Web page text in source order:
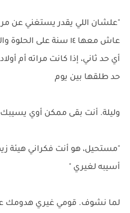
"علشان اللي يقدر يستغني عن
عاش معها ١٤ سنة على
أي حد ثاني، إذا كانت مراته أم
حد طلقها بين يوم
وليلة. أنت بقى ممكن أوي
"مستحيل، هو أنت فكراني هيئة
أسيبه لغيري "
لما نشوف. قومي غيري هدومك